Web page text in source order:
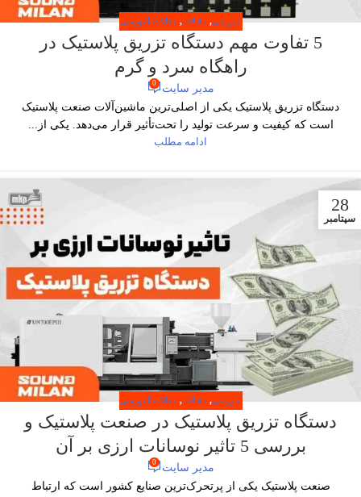
آموزشی, مقالات, مقالات آموزشی
5 تفاوت مهم دستگاه تزریق پلاستیک در
راهگاه سرد و گرم
مدیر سایت 0
دستگاه تزریق پلاستیک یکی از اصلی‌ترین ماشین‌آلات صنعت پلاستیک
است که کیفیت و سرعت تولید را تحت‌تأثیر قرار می‌دهد. یکی از...
ادامه مطلب
28
سپتامبر
آموزشی, مقالات, مقالات آموزشی
دستگاه تزریق پلاستیک در صنعت پلاستیک و
بررسی 5 تاثیر نوسانات ارزی بر آن
مدیر سایت 0
صنعت پلاستیک یکی از پرتحرک‌ترین صنایع کشور است که ارتباط